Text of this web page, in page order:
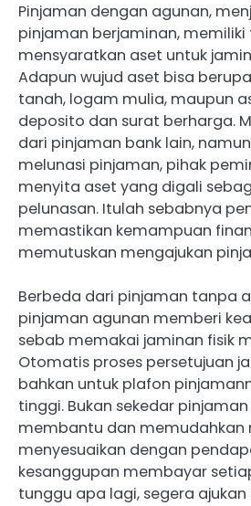
Pinjaman dengan agunan,
pinjaman berjaminan, memiliki
mensyaratkan aset untuk
Adapun wujud aset bisa
tanah, logam mulia, maupun
deposito dan surat berharga.
dari pinjaman bank lain,
melunasi pinjaman, pihak
menyita aset yang digali
pelunasan. Itulah sebabnya
memastikan kemampuan
memutuskan mengajukan
Berbeda dari pinjaman tanpa
pinjaman agunan memberi
sebab memakai jaminan fisik
Otomatis proses persetujuan
bahkan untuk plafon
tinggi. Bukan sekedar
membantu dan memudahkan
menyesuaikan dengan
kesanggupan membayar
tunggu apa lagi, segera ajukan